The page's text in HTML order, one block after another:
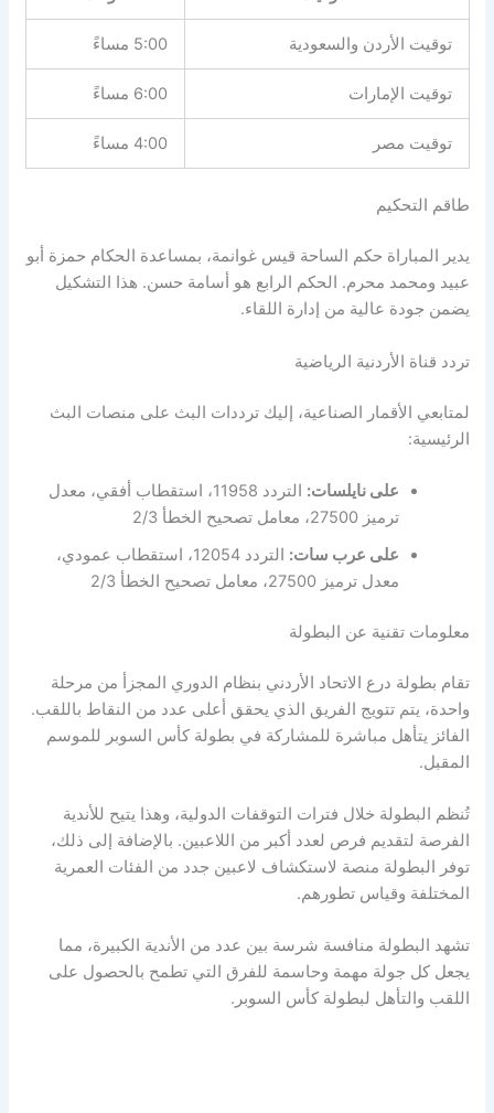
توقيت الأردن والسعودية 5:00 مساءً
توقيت الإمارات 6:00 مساءً
توقيت مصر 4:00 مساءً
طاقم التحكيم
يدير المباراة حكم الساحة قيس غوانمة، بمساعدة الحكام حمزة أبو
عبيد ومحمد محرم. الحكم الرابع هو أسامة حسن. هذا التشكيل
يضمن جودة عالية من إدارة اللقاء.
تردد قناة الأردنية الرياضية
لمتابعي الأقمار الصناعية، إليك ترددات البث على منصات البث
الرئيسية:
على نايلسات:
التردد 11958، استقطاب أفقي، معدل
ترميز 27500، معامل تصحيح الخطأ 2/3
على عرب سات:
التردد 12054، استقطاب عمودي،
معدل ترميز 27500، معامل تصحيح الخطأ 2/3
معلومات تقنية عن البطولة
تقام بطولة درع الاتحاد الأردني بنظام الدوري المجزأ من مرحلة
واحدة، يتم تتويج الفريق الذي يحقق أعلى عدد من النقاط باللقب.
الفائز يتأهل مباشرة للمشاركة في بطولة كأس السوبر للموسم
المقبل.
تُنظم البطولة خلال فترات التوقفات الدولية، وهذا يتيح للأندية
الفرصة لتقديم فرص لعدد أكبر من اللاعبين. بالإضافة إلى ذلك،
توفر البطولة منصة لاستكشاف لاعبين جدد من الفئات العمرية
المختلفة وقياس تطورهم.
تشهد البطولة منافسة شرسة بين عدد من الأندية الكبيرة، مما
يجعل كل جولة مهمة وحاسمة للفرق التي تطمح بالحصول على
اللقب والتأهل لبطولة كأس السوبر.